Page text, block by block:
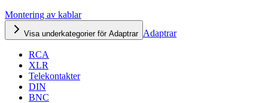
Montering av kablar
Visa underkategorier för Adaptrar Adaptrar
RCA
XLR
Telekontakter
DIN
BNC